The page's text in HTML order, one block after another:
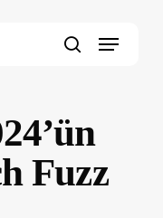
Menu
Fuzz